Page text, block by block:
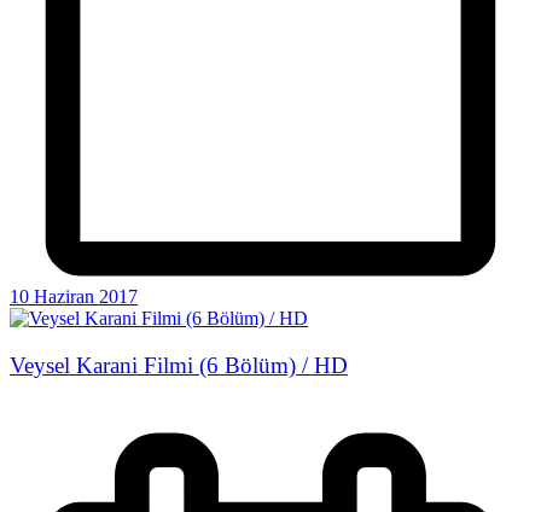
10 Haziran 2017
Veysel Karani Filmi (6 Bölüm) / HD